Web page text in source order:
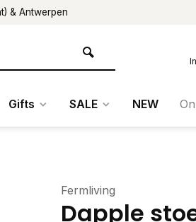
& Antwerpen
Gifts SALE NEW
Fermliving
Dapple